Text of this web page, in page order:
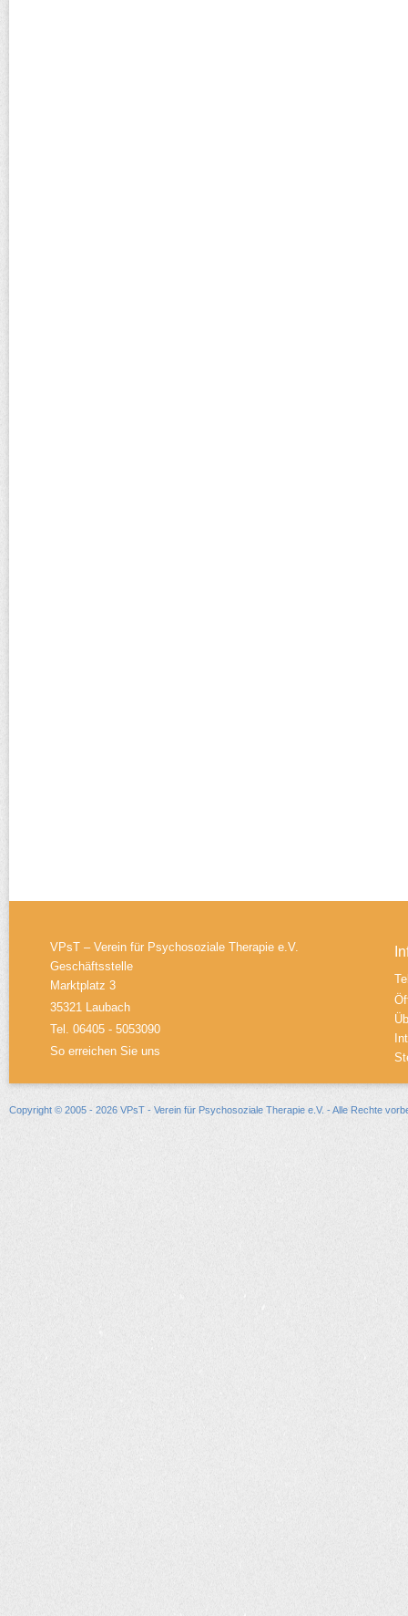
VPsT – Verein für Psychosoziale Therapie e.V.
Geschäftsstelle
Marktplatz 3
35321 Laubach
Tel. 06405 - 5053090
So erreichen Sie uns
Copyright © 2005 - 2026 VPsT - Verein für Psychosoziale Therapie e.V. - Alle Rechte